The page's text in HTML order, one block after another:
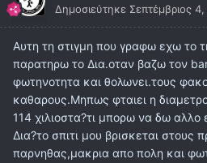
Δημοσιεύτηκε Σεπτέμβριος
Αυτη τη στιγμη που γραφω εχω το
παρατηρω το Δια.οταν βαζω τον
φωτηνοτητα και θολωνει.τους
καθαρους.Μηπως φταιει η
114 χιλιοστα?τι μπορω να δω αλλο
Δια?το σπιτι μου βρισκεται στους
παρνηθας,μακρια απο πολη και